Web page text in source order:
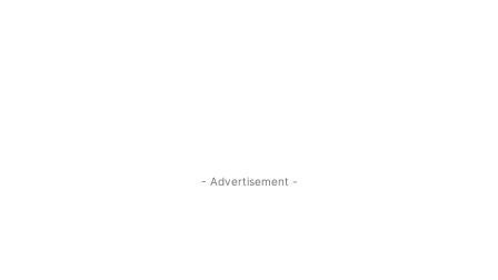
- Advertisement -